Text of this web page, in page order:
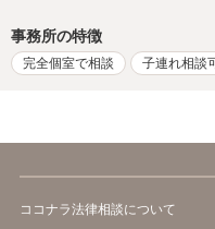
事務所の特徴
完全個室で相談 子連れ相談
ココナラ法律相談について